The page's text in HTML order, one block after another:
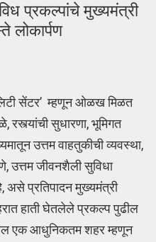
प्रकल्पांचे मुख्यमंत्री
लोकार्पण
सेंटर’ म्हणून ओळख मिळत
रस्त्यांची सुधारणा, भूमिगत
उत्तम वाहतुकीची व्यवस्था,
उत्तम जीवनशैली सुविधा
प्रतिपादन मुख्यमंत्री
हाती घेतलेले प्रकल्प पुढील
एक आधुनिकतम शहर म्हणून